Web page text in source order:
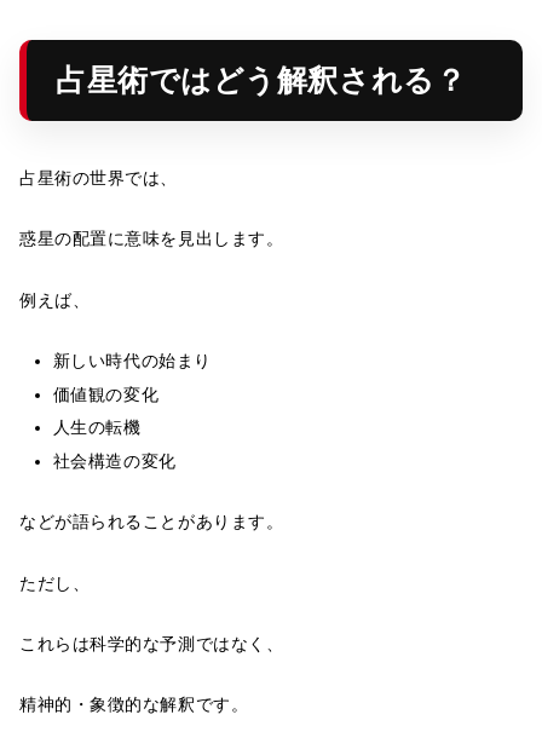
占星術ではどう解釈される？
占星術の世界では、
惑星の配置に意味を見出します。
例えば、
新しい時代の始まり
価値観の変化
人生の転機
社会構造の変化
などが語られることがあります。
ただし、
これらは科学的な予測ではなく、
精神的・象徴的な解釈です。